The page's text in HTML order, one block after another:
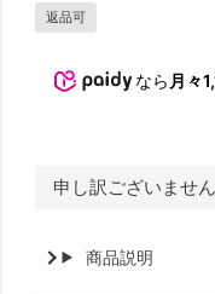
返品可
なら 月々
申し訳ございませ
商品説明